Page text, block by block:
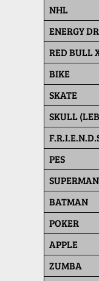
NHL
ENERGY
RED BULL
BIKE
SKATE
SKULL
PES
SUPERMAN
BATMAN
POKER
APPLE
ZUMBA